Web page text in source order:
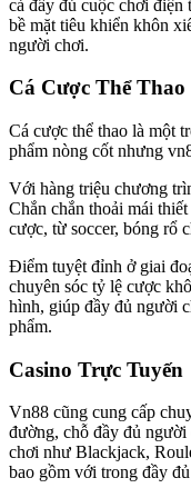
cả đầy đủ cuộc chơi điện
bề mặt tiêu khiển khôn
người chơi.
Cá Cược Thể Thao
Cá cược thể thao là một
phẩm nòng cốt nhưng
Với hàng triệu chương
Chắn chắn thoải mái
cược, từ soccer, bóng rổ
Điểm tuyệt đỉnh ở giai
chuyên sóc tỷ lệ cược
hình, giúp đầy đủ người
phẩm.
Casino Trực Tuyến
Vn88 cũng cung cấp
đường, chỗ đầy đủ
chơi như Blackjack,
bao gồm với trong đầy